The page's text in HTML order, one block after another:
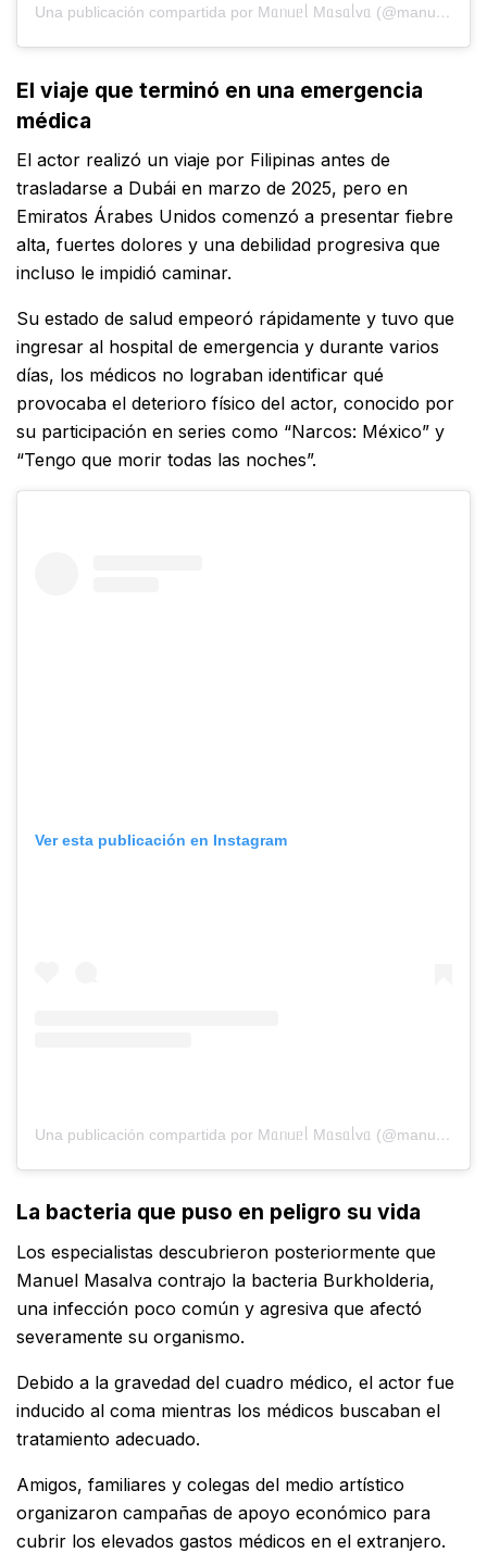
Una publicación compartida por Mᥲᥒᥙᥱᥣ Mᥲsᥲᥣvᥲ (@manuelmasalva)
El viaje que terminó en una emergencia
médica
El actor realizó un viaje por Filipinas antes de
trasladarse a Dubái en marzo de 2025, pero en
Emiratos Árabes Unidos comenzó a presentar fiebre
alta, fuertes dolores y una debilidad progresiva que
incluso le impidió caminar.
Su estado de salud empeoró rápidamente y tuvo que
ingresar al hospital de emergencia y durante varios
días, los médicos no lograban identificar qué
provocaba el deterioro físico del actor, conocido por
su participación en series como “Narcos: México” y
“Tengo que morir todas las noches”.
Ver esta publicación en Instagram
Una publicación compartida por Mᥲᥒᥙᥱᥣ Mᥲsᥲᥣvᥲ (@manuelmasalva)
La bacteria que puso en peligro su vida
Los especialistas descubrieron posteriormente que
Manuel Masalva contrajo la bacteria Burkholderia,
una infección poco común y agresiva que afectó
severamente su organismo.
Debido a la gravedad del cuadro médico, el actor fue
inducido al coma mientras los médicos buscaban el
tratamiento adecuado.
Amigos, familiares y colegas del medio artístico
organizaron campañas de apoyo económico para
cubrir los elevados gastos médicos en el extranjero.